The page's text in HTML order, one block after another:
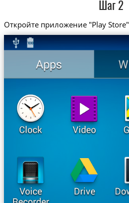
Шаг 2
Откройте приложение "Play Store"